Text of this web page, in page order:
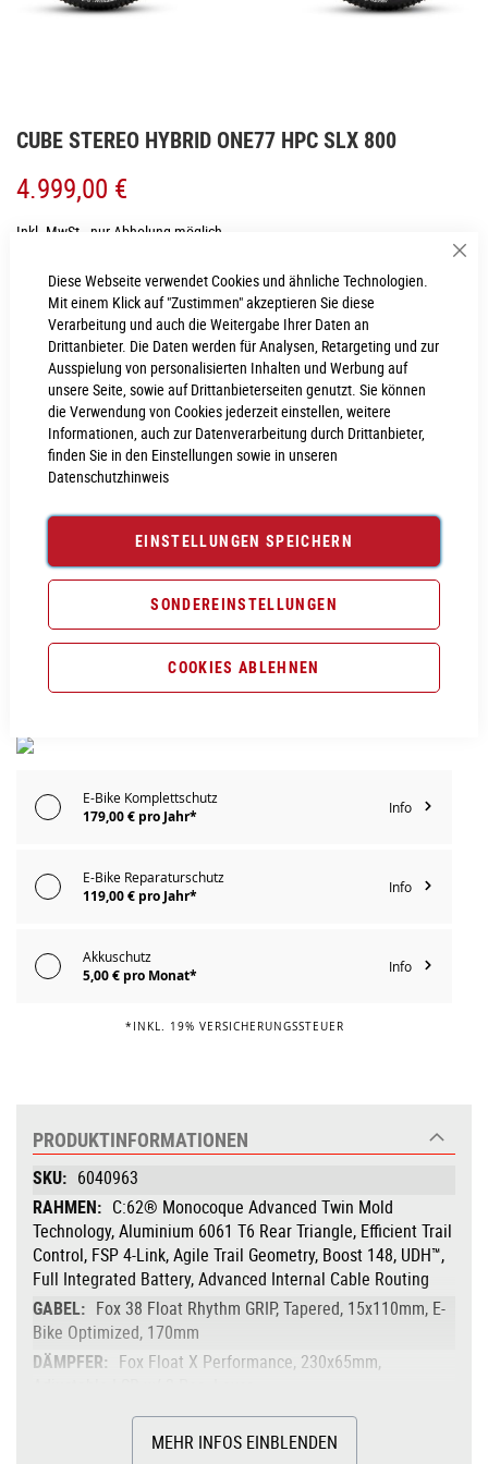
Diese Webseite verwendet Cookies und ähnliche Technologien.
Mit einem Klick auf "Zustimmen" akzeptieren Sie diese
Verarbeitung und auch die Weitergabe Ihrer Daten an
Drittanbieter. Die Daten werden für Analysen, Retargeting und zur
Ausspielung von personalisierten Inhalten und Werbung auf
unsere Seite, sowie auf Drittanbieterseiten genutzt. Sie können
die Verwendung von Cookies jederzeit einstellen, weitere
Informationen, auch zur Datenverarbeitung durch Drittanbieter,
finden Sie in den Einstellungen sowie in unseren
Datenschutzhinweis
EINSTELLUNGEN SPEICHERN
SONDEREINSTELLUNGEN
COOKIES ABLEHNEN
Anfang
Bildgalerie
CUBE STEREO HYBRID ONE77 HPC SLX 800
4.999,00 €
Inkl. MwSt., nur Abholung möglich
416,58 €(0% Finanzierungszeitraum 12 Monate)
RAHMENHÖHE
XL L
S M
IN DEN WARENKORB
Vergleichsliste:hinzufügen|ansehen
Produktanfrage stellen
E-Bike Komplettschutz
179,00 € pro Jahr*
Info
E-Bike Reparaturschutz
119,00 € pro Jahr*
Info
Akkuschutz
5,00 € pro Monat*
Info
*INKL. 19% VERSICHERUNGSSTEUER
PRODUKTINFORMATIONEN
Produktinformationen
6040963
C:62® Monocoque Advanced Twin Mold
Technology, Aluminium 6061 T6 Rear Triangle, Efficient Trail
Control, FSP 4-Link, Agile Trail Geometry, Boost 148, UDH™,
Full Integrated Battery, Advanced Internal Cable Routing
Fox 38 Float Rhythm GRIP, Tapered, 15x110mm, E-
Bike Optimized, 170mm
Fox Float X Performance, 230x65mm,
Bosch Drive Unit Performance Line CX max.
MEHR INFOS EINBLENDEN